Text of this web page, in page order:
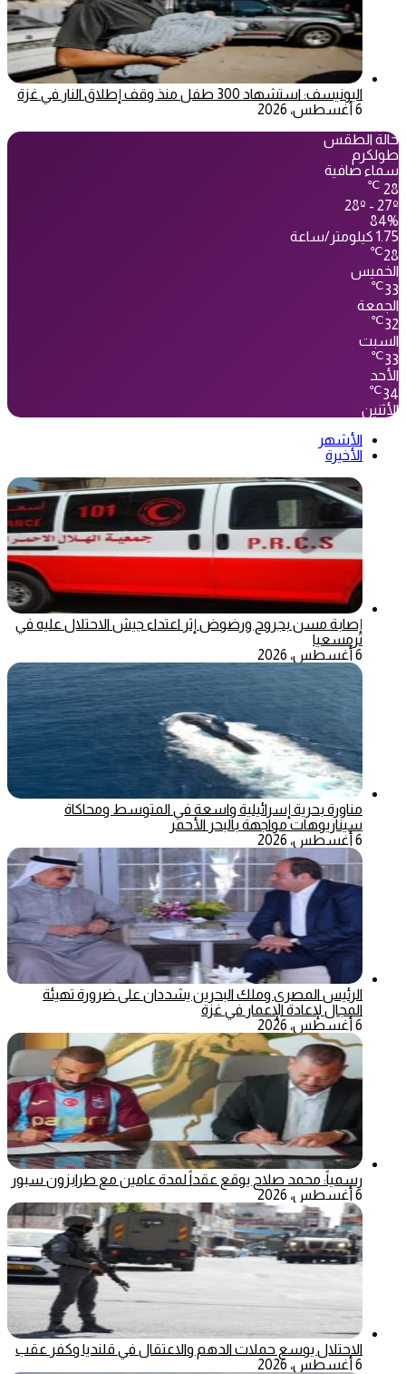
اليونيسف: استشهاد 300 طفل منذ وقف إطلاق النار في غزة
6 أغسطس، 2026
حالة الطقس
طولكرم
سماء صافية
28
℃
28º - 27º
84%
1.75 كيلومتر/ساعة
28
℃
الخميس
33
℃
الجمعة
32
℃
السبت
33
℃
الأحد
34
℃
الأثنين
الأشهر
الأخيرة
إصابة مسن بجروح ورضوض إثر اعتداء جيش الاحتلال عليه في
ترمسعيا
6 أغسطس، 2026
مناورة بحرية إسرائيلية واسعة في المتوسط ومحاكاة
سيناريوهات مواجهة بالبحر الأحمر
6 أغسطس، 2026
الرئيس المصري وملك البحرين يشددان على ضرورة تهيئة
المجال لإعادة الإعمار في غزة
6 أغسطس، 2026
رسمياً: محمد صلاح يوقع عقداً لمدة عامين مع طرابزون سبور
6 أغسطس، 2026
الاحتلال يوسع حملات الدهم والاعتقال في قلنديا وكفر عقب
6 أغسطس، 2026